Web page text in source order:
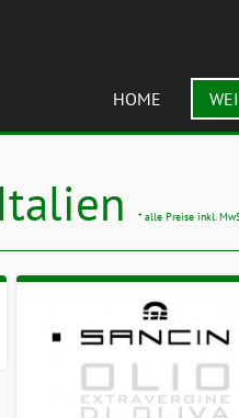
HOME
* alle Preise inkl.